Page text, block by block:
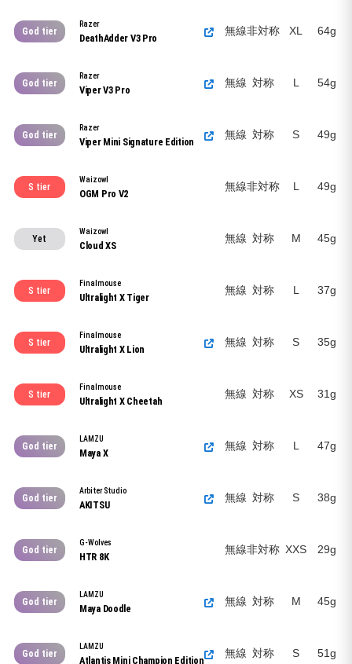
God tier
Razer
DeathAdder V3 Pro
無線非対称 XL 64g
God tier
Razer
Viper V3 Pro
無線 対称 L 54g
God tier
Razer
Viper Mini Signature Edition
無線 対称 S 49g
S tier
Waizowl
OGM Pro V2
無線非対称 L 49g
Yet
Waizowl
Cloud XS
無線 対称 M 45g
S tier
Finalmouse
Ultralight X Tiger
無線 対称 L 37g
S tier
Finalmouse
Ultralight X Lion
無線 対称 S 35g
S tier
Finalmouse
Ultralight X Cheetah
無線 対称 XS 31g
God tier
LAMZU
Maya X
無線 対称 L 47g
God tier
Arbiter Studio
AKITSU
無線 対称 S 38g
God tier
G-Wolves
HTR 8K
無線非対称 XXS 29g
God tier
LAMZU
Maya Doodle
無線 対称 M 45g
God tier
LAMZU
Atlantis Mini Champion Edition
無線 対称 S 51g